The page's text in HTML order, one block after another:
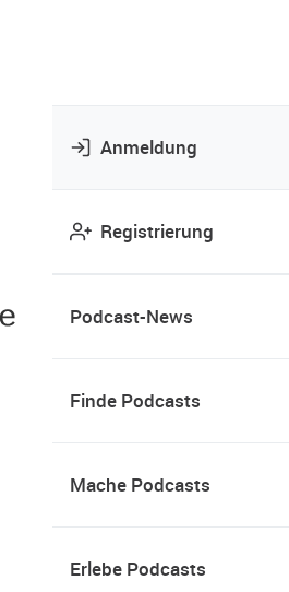
Anmeldung
Registrierung
Podcast-News
Finde Podcasts
Mache Podcasts
Erlebe Podcasts